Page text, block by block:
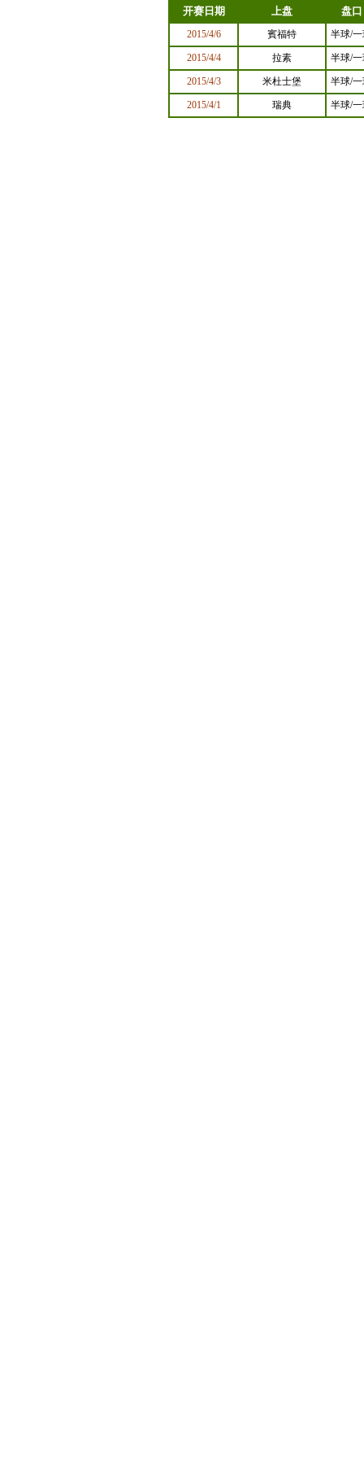
开赛日期 上盘 盘口
2015/4/6 賓福特 半球/
2015/4/4 拉素 半球/
2015/4/3 米杜士堡 半球/
2015/4/1 瑞典 半球/